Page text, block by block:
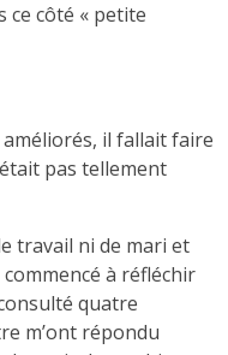
ce côté « petite
il fallait faire
pas tellement
travail ni de mari et
commencé à réfléchir
quatre
m’ont répondu